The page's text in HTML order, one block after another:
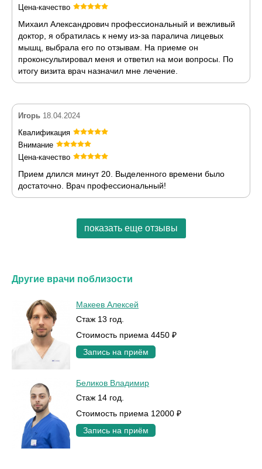
Цена-качество
Михаил Александрович профессиональный и вежливый
доктор, я обратилась к нему из-за паралича лицевых
мышц, выбрала его по отзывам. На приеме он
проконсультировал меня и ответил на мои вопросы. По
итогу визита врач назначил мне лечение.
Игорь 18.04.2024
Квалификация
Внимание
Цена-качество
Прием длился минут 20. Выделенного времени было
достаточно. Врач профессиональный!
показать еще отзывы
Другие врачи поблизости
Макеев Алексей
Стаж 13 год.
Стоимость приема 4450 ₽
Запись на приём
Беликов Владимир
Стаж 14 год.
Стоимость приема 12000 ₽
Запись на приём